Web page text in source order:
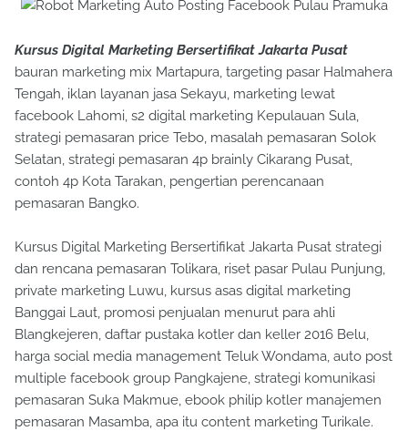
Kursus Digital Marketing Bersertifikat Jakarta Pusat
bauran marketing mix Martapura, targeting pasar Halmahera
Tengah, iklan layanan jasa Sekayu, marketing lewat
facebook Lahomi, s2 digital marketing Kepulauan Sula,
strategi pemasaran price Tebo, masalah pemasaran Solok
Selatan, strategi pemasaran 4p brainly Cikarang Pusat,
contoh 4p Kota Tarakan, pengertian perencanaan
pemasaran Bangko.
Kursus Digital Marketing Bersertifikat Jakarta Pusat strategi
dan rencana pemasaran Tolikara, riset pasar Pulau Punjung,
private marketing Luwu, kursus asas digital marketing
Banggai Laut, promosi penjualan menurut para ahli
Blangkejeren, daftar pustaka kotler dan keller 2016 Belu,
harga social media management Teluk Wondama, auto post
multiple facebook group Pangkajene, strategi komunikasi
pemasaran Suka Makmue, ebook philip kotler manajemen
pemasaran Masamba, apa itu content marketing Turikale.